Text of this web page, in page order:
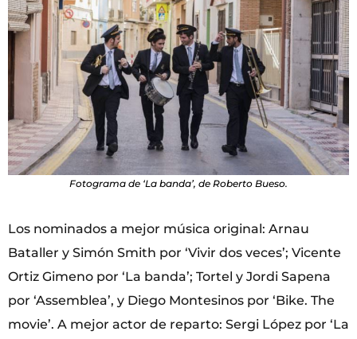
Fotograma de ‘La banda’, de Roberto Bueso.
Los nominados a mejor música original: Arnau
Bataller y Simón Smith por ‘Vivir dos veces’; Vicente
Ortiz Gimeno por ‘La banda’; Tortel y Jordi Sapena
por ‘Assemblea’, y Diego Montesinos por ‘Bike. The
movie’. A mejor actor de reparto: Sergi López por ‘La